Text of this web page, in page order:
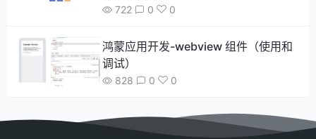
722 0 0
鸿蒙应用开发-webview 组件（使用和
调试）
828 0 0